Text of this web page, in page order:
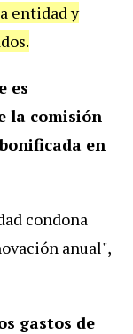
entidad y
es
la comisión
en
condona
anual",
gastos de